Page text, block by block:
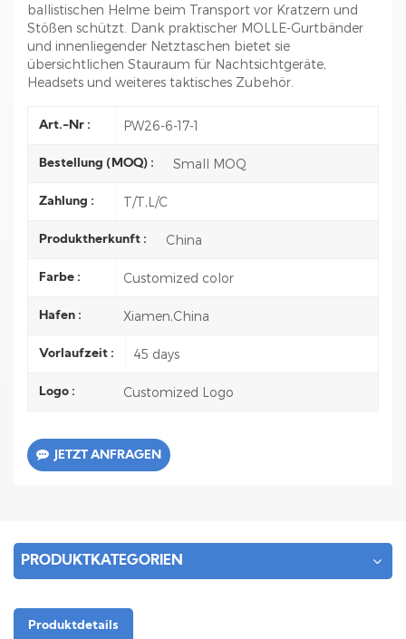
ballistischen Helme beim Transport vor Kratzern und
Stößen schützt. Dank praktischer MOLLE-Gurtbänder
und innenliegender Netztaschen bietet sie
übersichtlichen Stauraum für Nachtsichtgeräte,
Headsets und weiteres taktisches Zubehör.
Art.-Nr : PW26-6-17-1
Bestellung (MOQ) : Small MOQ
Zahlung : T/T,L/C
Produktherkunft : China
Farbe : Customized color
Hafen : Xiamen,China
Vorlaufzeit : 45 days
Logo : Customized Logo
JETZT ANFRAGEN
PRODUKTKATEGORIEN
Produktdetails